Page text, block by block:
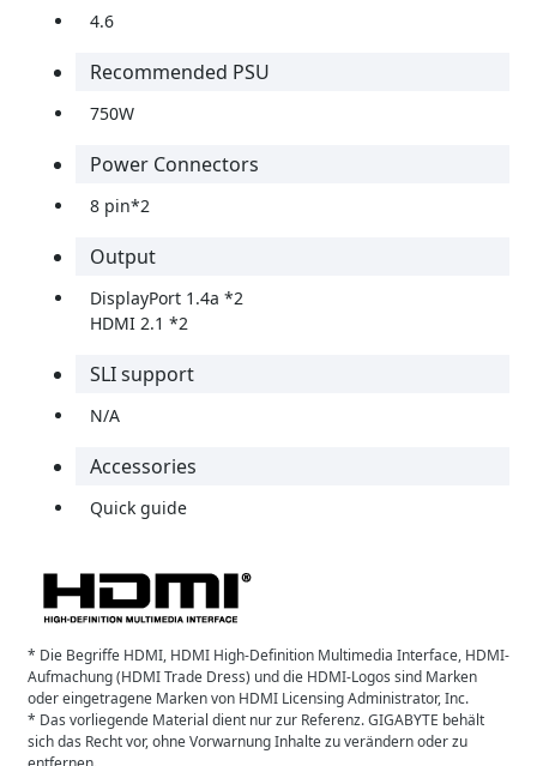
4.6
Recommended PSU
750W
Power Connectors
8 pin*2
Output
DisplayPort 1.4a *2
HDMI 2.1 *2
SLI support
N/A
Accessories
Quick guide
* Die Begriffe HDMI, HDMI High-Definition Multimedia Interface, HDMI-
Aufmachung (HDMI Trade Dress) und die HDMI-Logos sind Marken
oder eingetragene Marken von HDMI Licensing Administrator, Inc.
* Das vorliegende Material dient nur zur Referenz. GIGABYTE behält
sich das Recht vor, ohne Vorwarnung Inhalte zu verändern oder zu